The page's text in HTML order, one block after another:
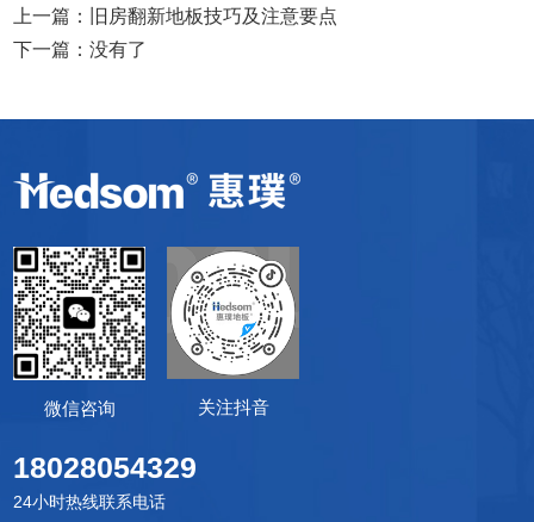
上一篇：
旧房翻新地板技巧及注意要点
下一篇：没有了
微信咨询 关注抖音
18028054329
24小时热线联系电话